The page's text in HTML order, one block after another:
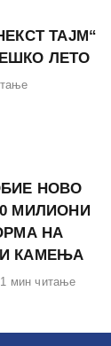
ТАЈМ“
ЛЕТО
НОВО
МИЛИОНИ
НА
КАМЕЊА
1 мин читање